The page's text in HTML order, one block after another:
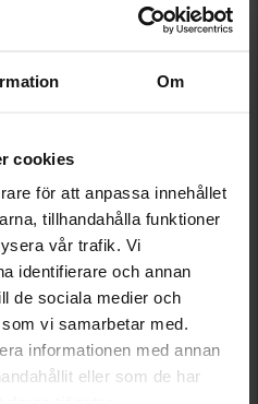
Om
cookies
för att anpassa innehållet
tillhandahålla funktioner
vår trafik. Vi
identifierare och annan
de sociala medier och
vi samarbetar med.
informationen med annan
eller som de har
268427C01
och andra varianter